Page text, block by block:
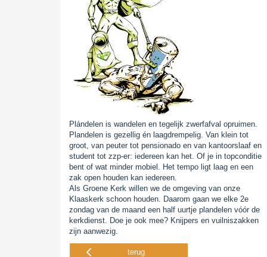
Plándelen is wandelen en tegelijk zwerfafval opruimen.
Plandelen is gezellig én laagdrempelig. Van klein tot
groot, van peuter tot pensionado en van kantoorslaaf en
student tot zzp-er: iedereen kan het. Of je in topconditie
bent of wat minder mobiel. Het tempo ligt laag en een
zak open houden kan iedereen.
Als Groene Kerk willen we de omgeving van onze
Klaaskerk schoon houden. Daarom gaan we elke 2e
zondag van de maand een half uurtje plandelen vóór de
kerkdienst. Doe je ook mee? Knijpers en vuilniszakken
zijn aanwezig.
terug